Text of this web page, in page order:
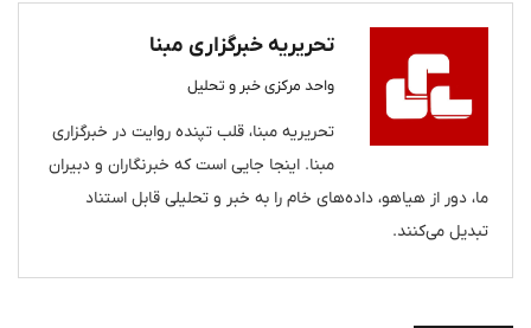
تحریریه خبرگزاری مبنا
واحد مرکزی خبر و تحلیل
تحریریه مبنا، قلب تپنده روایت در خبرگزاری
مبنا. اینجا جایی است که خبرنگاران و دبیران
ما، دور از هیاهو، داده‌های خام را به خبر و تحلیلی قابل استناد
تبدیل می‌کنند.